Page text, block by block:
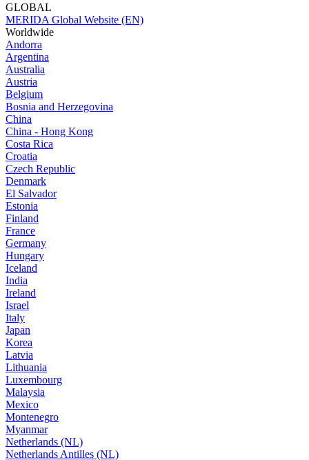
GLOBAL
MERIDA Global Website (EN)
Worldwide
Andorra
Argentina
Australia
Austria
Belgium
Bosnia and Herzegovina
China
China - Hong Kong
Costa Rica
Croatia
Czech Republic
Denmark
El Salvador
Estonia
Finland
France
Germany
Hungary
Iceland
India
Ireland
Israel
Italy
Japan
Korea
Latvia
Lithuania
Luxembourg
Malaysia
Mexico
Montenegro
Myanmar
Netherlands (NL)
Netherlands Antilles (NL)